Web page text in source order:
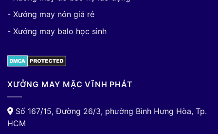
- Xưởng may nón giá rẻ
- Xưởng may balo học sinh
XƯỞNG MAY MẶC VĨNH PHÁT
Số 167/15, Đường 26/3, phường Bình Hưng Hòa, Tp.
HCM